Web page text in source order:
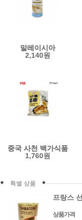
말레이시아
화이트캐슬 크림
2,140원
중국 사천 백가식품
참깨맛 홍유면피
1,760원
특별 상품
프랑스
상품가격